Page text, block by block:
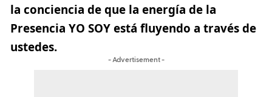
la conciencia de que la energía de la
Presencia YO SOY está fluyendo a través de
ustedes.
- Advertisement -